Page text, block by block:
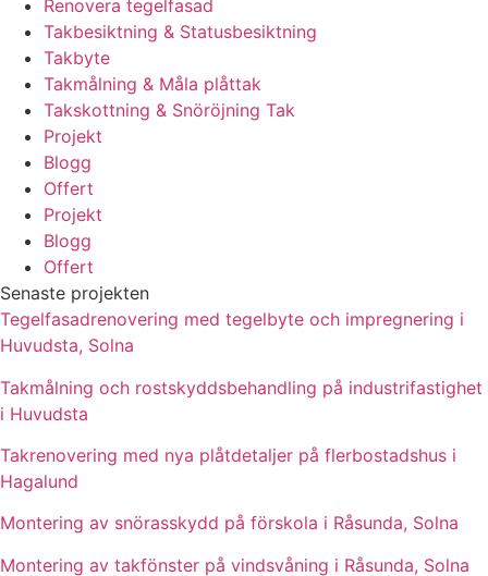
Renovera tegelfasad
Takbesiktning & Statusbesiktning
Takbyte
Takmålning & Måla plåttak
Takskottning & Snöröjning Tak
Projekt
Blogg
Offert
Projekt
Blogg
Offert
Senaste projekten
Tegelfasadrenovering med tegelbyte och impregnering i
Huvudsta, Solna
Takmålning och rostskyddsbehandling på industrifastighet
i Huvudsta
Takrenovering med nya plåtdetaljer på flerbostadshus i
Hagalund
Montering av snörasskydd på förskola i Råsunda, Solna
Montering av takfönster på vindsvåning i Råsunda, Solna